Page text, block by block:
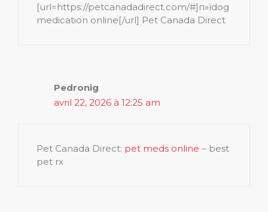
[url=https://petcanadadirect.com/#]п»їdog
medication online[/url] Pet Canada Direct
Pedronig
avril 22, 2026 à 12:25 am
Pet Canada Direct: pet meds online – best
pet rx